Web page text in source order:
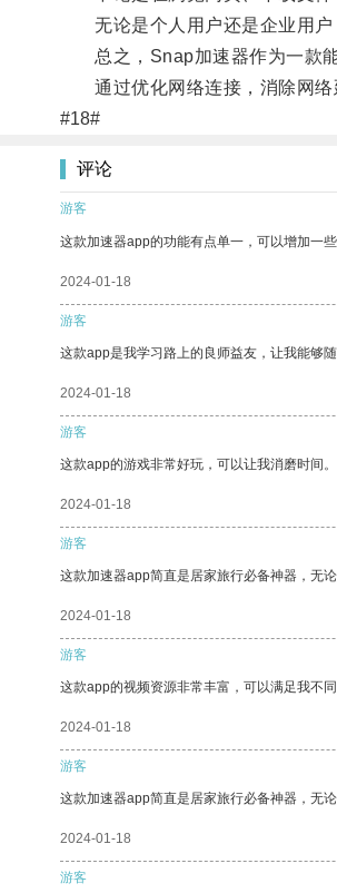
无论是个人用户还是企业用户
总之，Snap加速器作为一款能
通过优化网络连接，消除网络
#18#
评论
游客
这款加速器app的功能有点单一，可以增加一
2024-01-18
游客
这款app是我学习路上的良师益友，让我能够
2024-01-18
游客
这款app的游戏非常好玩，可以让我消磨时间。
2024-01-18
游客
这款加速器app简直是居家旅行必备神器，无
2024-01-18
游客
这款app的视频资源非常丰富，可以满足我不同
2024-01-18
游客
这款加速器app简直是居家旅行必备神器，无
2024-01-18
游客